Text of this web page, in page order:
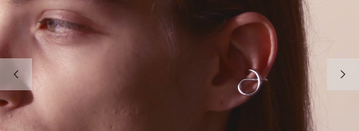
前の画像